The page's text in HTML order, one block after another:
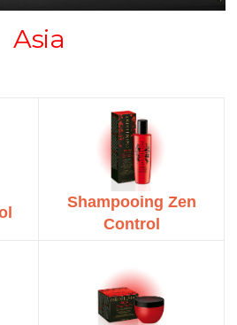
Asia
Shampooing Zen
Control